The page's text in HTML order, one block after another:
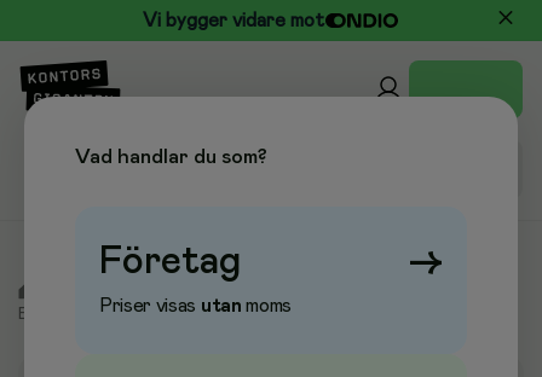
Vi bygger vidare mot
Engångshandskar
/Nitrilhandskar
Vad handlar du som?
Företag →
Priser visas utan moms